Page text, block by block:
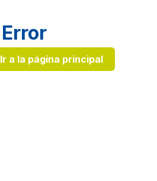
Error
Ir a la página principal